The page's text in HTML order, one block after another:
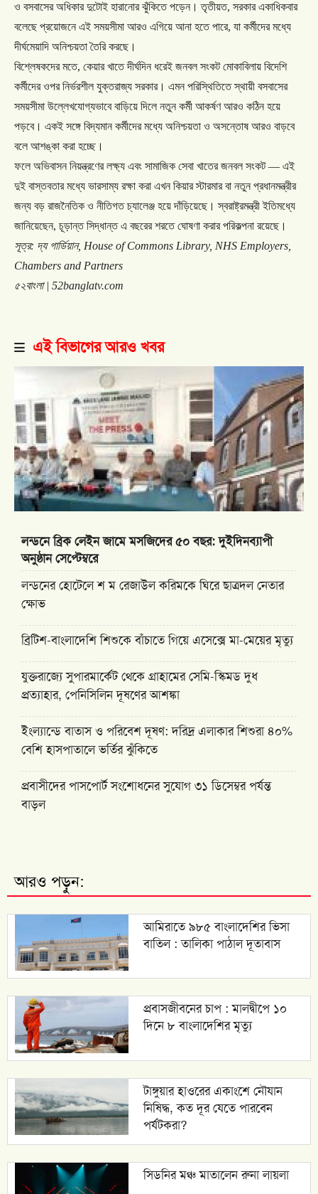
ও বসবাসের অধিকার দুটোই হারানোর ঝুঁকিতে পড়েন। তৃতীয়ত, সরকার একাধিকবার
বলেছে প্রয়োজনে এই সময়সীমা আরও এগিয়ে আনা হতে পারে, যা কর্মীদের মধ্যে
দীর্ঘমেয়াদি অনিশ্চয়তা তৈরি করছে।
বিশ্লেষকদের মতে, কেয়ার খাতে দীর্ঘদিন ধরেই জনবল সংকট মোকাবিলায় বিদেশি
কর্মীদের ওপর নির্ভরশীল যুক্তরাজ্য সরকার। এমন পরিস্থিতিতে স্থায়ী বসবাসের
সময়সীমা উল্লেখযোগ্যভাবে বাড়িয়ে দিলে নতুন কর্মী আকর্ষণ আরও কঠিন হয়ে
পড়বে। একই সঙ্গে বিদ্যমান কর্মীদের মধ্যে অনিশ্চয়তা ও অসন্তোষ আরও বাড়বে
বলে আশঙ্কা করা হচ্ছে।
ফলে অভিবাসন নিয়ন্ত্রণের লক্ষ্য এবং সামাজিক সেবা খাতের জনবল সংকট— এই
দুই বাস্তবতার মধ্যে ভারসাম্য রক্ষা করা এখন কিয়ার স্টারমার বা নতুন প্রধানমন্ত্রীর
জন্য বড় রাজনৈতিক ও নীতিগত চ্যালেঞ্জ হয়ে দাঁড়িয়েছে। স্বরাষ্ট্রমন্ত্রী ইতিমধ্যে
জানিয়েছেন, চূড়ান্ত সিদ্ধান্ত এ বছরের শরতে ঘোষণা করার পরিকল্পনা রয়েছে।
সূত্র: দ্য গার্ডিয়ান, House of Commons Library, NHS Employers,
Chambers and Partners
৫২বাংলা| 52banglatv.com
এই বিভাগের আরও খবর
লন্ডনে ব্রিক লেইন জামে মসজিদের ৫০ বছর: দুইদিনব্যাপী
অনুষ্ঠান সেপ্টেম্বরে
লন্ডনের হোটেলে শ ম রেজাউল করিমকে ঘিরে ছাত্রদল নেতার
ক্ষোভ
ব্রিটিশ-বাংলাদেশি শিশুকে বাঁচাতে গিয়ে এসেক্সে মা-মেয়ের মৃত্যু
যুক্তরাজ্যে সুপারমার্কেট থেকে গ্রাহামের সেমি-স্কিমড দুধ
প্রত্যাহার, পেনিসিলিন দূষণের আশঙ্কা
ইংল্যান্ডে বাতাস ও পরিবেশ দূষণ: দরিদ্র এলাকার শিশুরা ৪০%
বেশি হাসপাতালে ভর্তির ঝুঁকিতে
প্রবাসীদের পাসপোর্ট সংশোধনের সুযোগ ৩১ ডিসেম্বর পর্যন্ত
বাড়ল
আরও পড়ুন:
আমিরাতে ৯৮৫ বাংলাদেশির ভিসা
বাতিল : তালিকা পাঠাল দূতাবাস
প্রবাসজীবনের চাপ : মালদ্বীপে ১০
দিনে ৮ বাংলাদেশির মৃত্যু
টাঙ্গুয়ার হাওরের একাংশে নৌযান
নিষিদ্ধ, কত দূর যেতে পারবেন
পর্যটকরা?
সিডনির মঞ্চ মাতালেন রুনা লায়লা